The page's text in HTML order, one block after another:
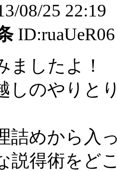
08/25 22:19
ID:ruaUeR06
ましたよ！
しのやりと
詰めから入
説得術をど